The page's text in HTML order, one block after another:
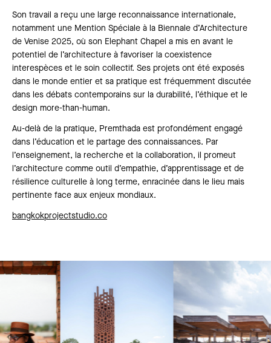
Son travail a reçu une large reconnaissance internationale,
notamment une Mention Spéciale à la Biennale d’Architecture
de Venise 2025, où son Elephant Chapel a mis en avant le
potentiel de l’architecture à favoriser la coexistence
interespèces et le soin collectif. Ses projets ont été exposés
dans le monde entier et sa pratique est fréquemment discutée
dans les débats contemporains sur la durabilité, l’éthique et le
design more-than-human.
Au-delà de la pratique, Premthada est profondément engagé
dans l’éducation et le partage des connaissances. Par
l’enseignement, la recherche et la collaboration, il promeut
l’architecture comme outil d’empathie, d’apprentissage et de
résilience culturelle à long terme, enracinée dans le lieu mais
pertinente face aux enjeux mondiaux.
bangkokprojectstudio.co